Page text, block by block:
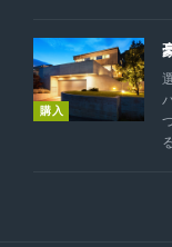
購入